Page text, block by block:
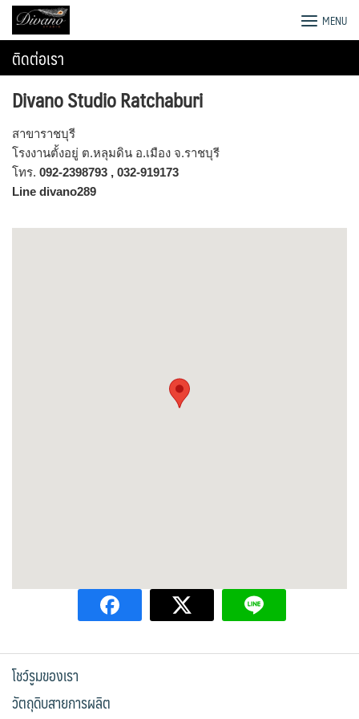
Skipโรงงานโซฟา เตียง ชุดโต๊ะอาหาร MENU
ติดต่อเรา
Divano Studio Ratchaburi
สาขาราชบุรี
โรงงานตั้งอยู่ ต.หลุมดิน อ.เมือง จ.ราชบุรี
โทร. 092-2398793 , 032-919173
Line divano289
โชว์รูมของเรา
วัตถุดิบสายการผลิต